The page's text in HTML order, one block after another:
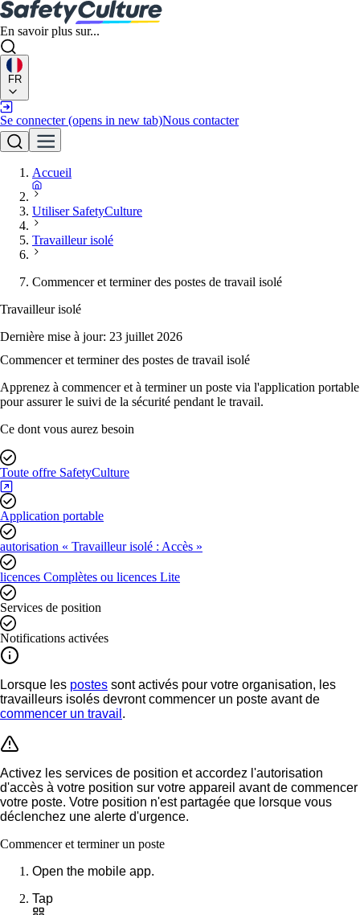
En savoir plus sur...
FR
Se connecter (opens in new tab)Nous contacter
Accueil
Utiliser SafetyCulture
Travailleur isolé
Commencer et terminer des postes de travail isolé
Travailleur isolé
Dernière mise à jour: 23 juillet 2026
Commencer et terminer des postes de travail isolé
Apprenez à commencer et à terminer un poste via l'application portable
pour assurer le suivi de la sécurité pendant le travail.
Ce dont vous aurez besoin
Toute offre SafetyCulture
Application portable
autorisation « Travailleur isolé : Accès »
licences Complètes ou licences Lite
Services de position
Notifications activées
Lorsque les postes sont activés pour votre organisation, les
travailleurs isolés devront commencer un poste avant de
commencer un travail .
Activez les services de position et accordez l'autorisation
d'accès à votre position sur votre appareil avant de commencer
votre poste. Votre position n'est partagée que lorsque vous
déclenchez une alerte d'urgence.
Commencer et terminer un poste
Open the mobile app.
Tap